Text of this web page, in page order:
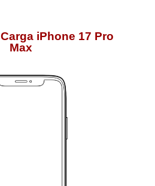
iPhone 17 Pro
Max